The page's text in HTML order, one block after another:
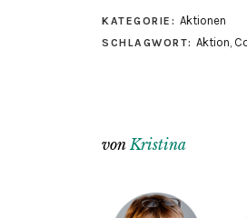
KATEGORIE: Aktionen
SCHLAGWORT: Aktion,
vonKristina